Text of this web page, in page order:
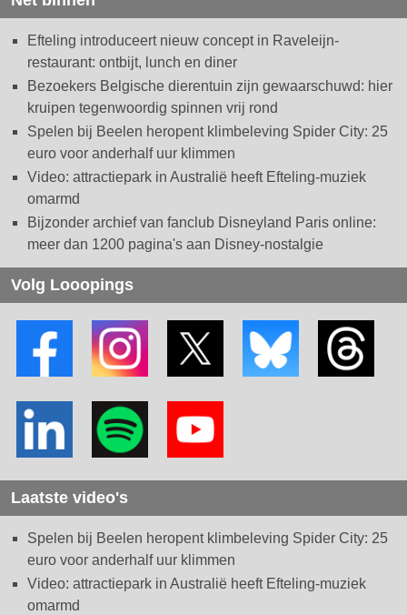
Efteling introduceert nieuw concept in Raveleijn-
restaurant: ontbijt, lunch en diner
Bezoekers Belgische dierentuin zijn gewaarschuwd: hier
kruipen tegenwoordig spinnen vrij rond
Spelen bij Beelen heropent klimbeleving Spider City: 25
euro voor anderhalf uur klimmen
Video: attractiepark in Australië heeft Efteling-muziek
omarmd
Bijzonder archief van fanclub Disneyland Paris online:
meer dan 1200 pagina's aan Disney-nostalgie
Volg Looopings
Laatste video's
Spelen bij Beelen heropent klimbeleving Spider City: 25
euro voor anderhalf uur klimmen
Video: attractiepark in Australië heeft Efteling-muziek
omarmd